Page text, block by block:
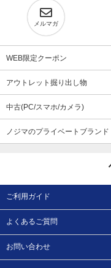
メルマガ
WEB限定クーポン
アウトレット掘り出し物
中古(PC/スマホ/カメラ)
ノジマのプライベートブランド
ご利用ガイド
よくあるご質問
お問い合わせ